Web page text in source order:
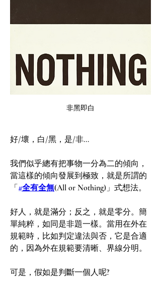
非黑即白
好/壞，白/黑，是/非...
我們似乎總有把事物一分為二的傾向，
當這樣的傾向發展到極致，就是所謂的
「#全有全無(All or Nothing)」式想法。
好人，就是滿分；反之，就是零分。簡
單純粹，如同是非題一樣。當用在外在
規範時，比如判定違法與否，它是合適
的，因為外在規範要清晰、界線分明。
可是，假如是判斷一個人呢?